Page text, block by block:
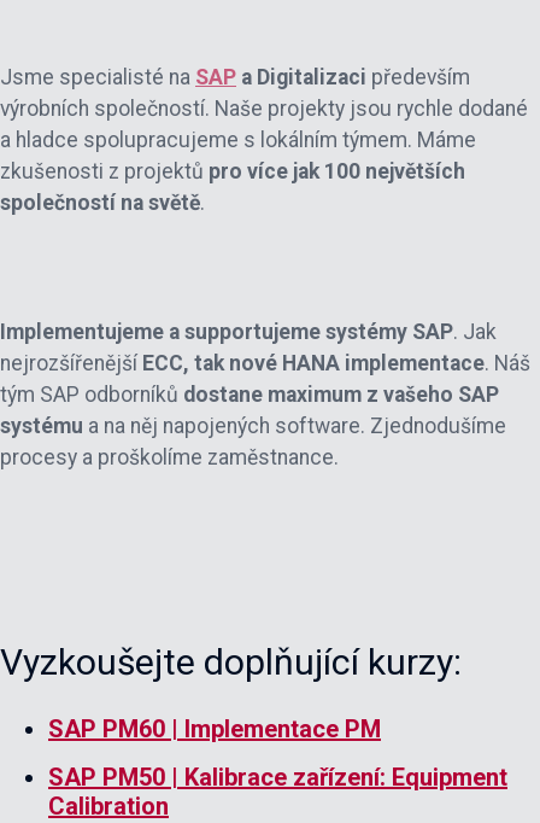
Jsme specialisté na SAP a Digitalizaci především
výrobních společností. Naše projekty jsou rychle dodané
a hladce spolupracujeme s lokálním týmem. Máme
zkušenosti z projektů pro více jak 100 největších
společností na světě.
Implementujeme a supportujeme systémy SAP. Jak
nejrozšířenější ECC, tak nové HANA implementace. Náš
tým SAP odborníků dostane maximum z vašeho SAP
systému a na něj napojených software. Zjednodušíme
procesy a proškolíme zaměstnance.
Vyzkoušejte doplňující kurzy:
SAP PM60 | Implementace PM
SAP PM50 | Kalibrace zařízení: Equipment
Calibration